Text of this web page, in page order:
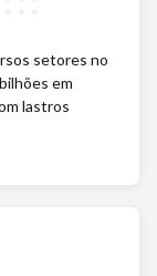
setores no
em
lastros